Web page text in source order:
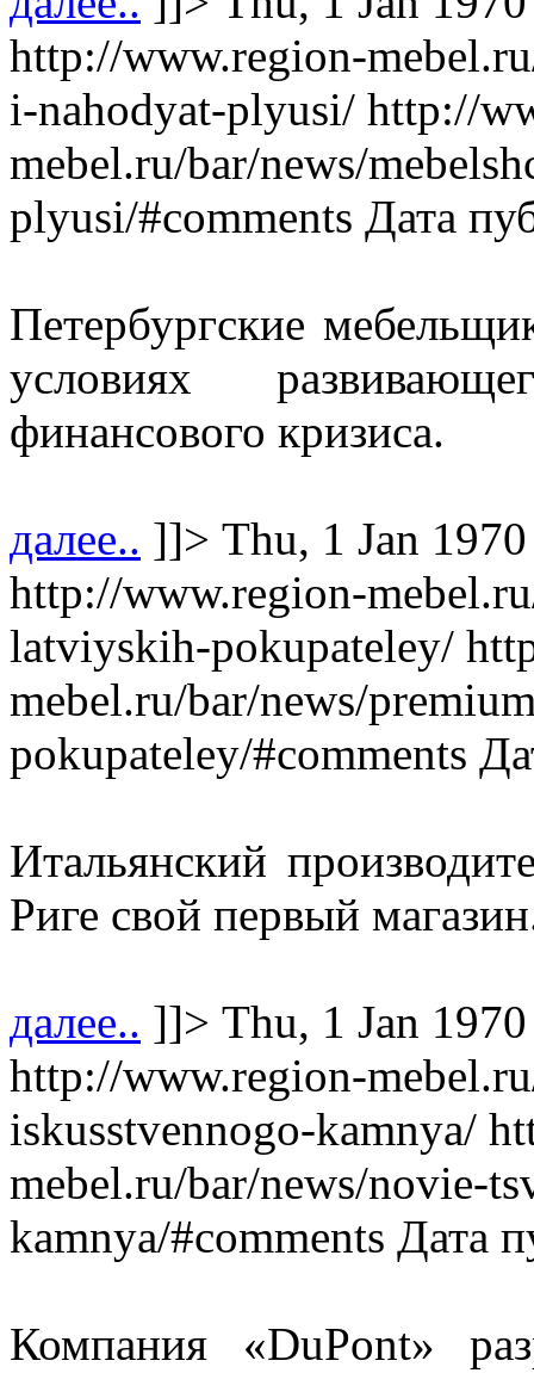
http://www.region-
i-nahodyat-plyusi/ http://
mebel.ru/bar/news/
plyusi/#comments Дата
Петербургские
условиях
финансового кризиса.
далее.. ]]> Thu, 1 Jan
http://www.region-
latviyskih-pokupateley/
mebel.ru/bar/news/
pokupateley/#comments
Итальянский
Риге свой первый
далее.. ]]> Thu, 1 Jan
http://www.region-
iskusstvennogo-kamnya/
mebel.ru/bar/news/novie-
kamnya/#comments Дата
Компания «DuPont»